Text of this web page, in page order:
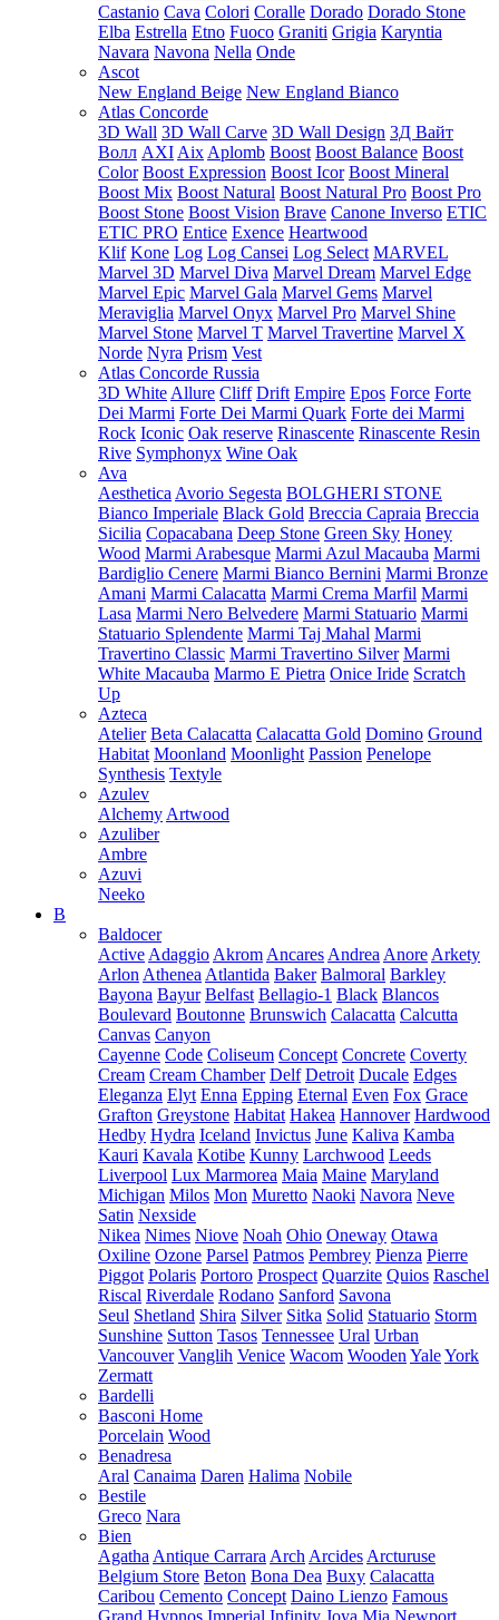
Castanio Cava Colori Coralle Dorado Dorado Stone
Elba Estrella Etno Fuoco Graniti Grigia Karyntia
Navara Navona Nella Onde
Ascot
New England Beige New England Bianco
Atlas Concorde
3D Wall 3D Wall Carve 3D Wall Design 3Д Вайт
Волл AXI Aix Aplomb Boost Boost Balance Boost
Color Boost Expression Boost Icor Boost Mineral
Boost Mix Boost Natural Boost Natural Pro Boost Pro
Boost Stone Boost Vision Brave Canone Inverso ETIC
ETIC PRO Entice Exence Heartwood
Klif Kone Log Log Cansei Log Select MARVEL
Marvel 3D Marvel Diva Marvel Dream Marvel Edge
Marvel Epic Marvel Gala Marvel Gems Marvel
Meraviglia Marvel Onyx Marvel Pro Marvel Shine
Marvel Stone Marvel T Marvel Travertine Marvel X
Norde Nyra Prism Vest
Atlas Concorde Russia
3D White Allure Cliff Drift Empire Epos Force Forte
Dei Marmi Forte Dei Marmi Quark Forte dei Marmi
Rock Iconic Oak reserve Rinascente Rinascente Resin
Rive Symphonyx Wine Oak
Ava
Aesthetica Avorio Segesta BOLGHERI STONE
Bianco Imperiale Black Gold Breccia Capraia Breccia
Sicilia Copacabana Deep Stone Green Sky Honey
Wood Marmi Arabesque Marmi Azul Macauba Marmi
Bardiglio Cenere Marmi Bianco Bernini Marmi Bronze
Amani Marmi Calacatta Marmi Crema Marfil Marmi
Lasa Marmi Nero Belvedere Marmi Statuario Marmi
Statuario Splendente Marmi Taj Mahal Marmi
Travertino Classic Marmi Travertino Silver Marmi
White Macauba Marmo E Pietra Onice Iride Scratch
Up
Azteca
Atelier Beta Calacatta Calacatta Gold Domino Ground
Habitat Moonland Moonlight Passion Penelope
Synthesis Textyle
Azulev
Alchemy Artwood
Azuliber
Ambre
Azuvi
Neeko
B
Baldocer
Active Adaggio Akrom Ancares Andrea Anore Arkety
Arlon Athenea Atlantida Baker Balmoral Barkley
Bayona Bayur Belfast Bellagio-1 Black Blancos
Boulevard Boutonne Brunswich Calacatta Calcutta
Canvas Canyon
Cayenne Code Coliseum Concept Concrete Coverty
Cream Cream Chamber Delf Detroit Ducale Edges
Eleganza Elyt Enna Epping Eternal Even Fox Grace
Grafton Greystone Habitat Hakea Hannover Hardwood
Hedby Hydra Iceland Invictus June Kaliva Kamba
Kauri Kavala Kotibe Kunny Larchwood Leeds
Liverpool Lux Marmorea Maia Maine Maryland
Michigan Milos Mon Muretto Naoki Navora Neve
Satin Nexside
Nikea Nimes Niove Noah Ohio Oneway Otawa
Oxiline Ozone Parsel Patmos Pembrey Pienza Pierre
Piggot Polaris Portoro Prospect Quarzite Quios Raschel
Riscal Riverdale Rodano Sanford Savona
Seul Shetland Shira Silver Sitka Solid Statuario Storm
Sunshine Sutton Tasos Tennessee Ural Urban
Vancouver Vanglih Venice Wacom Wooden YaleYork
Zermatt
Bardelli
Basconi Home
Porcelain Wood
Benadresa
Aral Canaima Daren Halima Nobile
Bestile
Greco Nara
Bien
Agatha Antique Carrara Arch Arcides Arcturuse
Belgium Store Beton Bona Dea Buxy Calacatta
Caribou Cemento Concept Daino Lienzo Famous